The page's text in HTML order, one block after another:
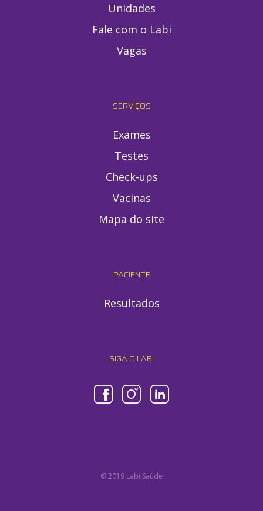
Unidades
Fale com o Labi
Vagas
SERVIÇOS
Exames
Testes
Check-ups
Vacinas
Mapa do site
PACIENTE
Resultados
SIGA O LABI
© 2019 Labi Saúde